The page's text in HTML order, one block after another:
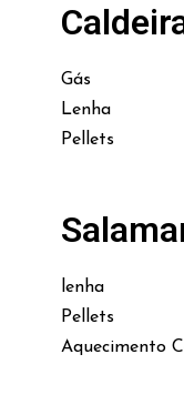
Gás
Lenha
Pellets
lenha
Pellets
Aquecimento